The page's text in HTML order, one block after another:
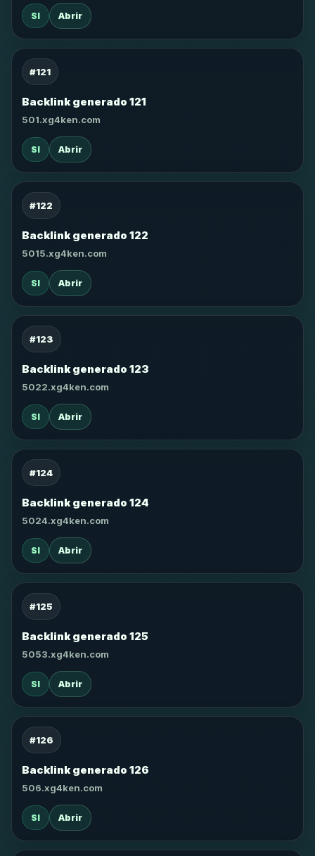
SI Abrir
#121
Backlink generado 121
501.xg4ken.com
SI Abrir
#122
Backlink generado 122
5015.xg4ken.com
SI Abrir
#123
Backlink generado 123
5022.xg4ken.com
SI Abrir
#124
Backlink generado 124
5024.xg4ken.com
SI Abrir
#125
Backlink generado 125
5053.xg4ken.com
SI Abrir
#126
Backlink generado 126
506.xg4ken.com
SI Abrir